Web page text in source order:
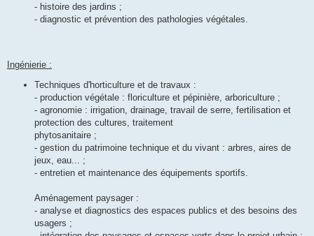
- histoire des jardins ;
- diagnostic et prévention des pathologies végétales.
Ingénierie :
Techniques d'horticulture et de travaux :
- production végétale : floriculture et pépinière, arboriculture ;
- agronomie : irrigation, drainage, travail de serre, fertilisation et
protection des cultures, traitement
phytosanitaire ;
- gestion du patrimoine technique et du vivant : arbres, aires de
jeux, eau... ;
- entretien et maintenance des équipements sportifs.
Aménagement paysager :
- analyse et diagnostics des espaces publics et des besoins des
usagers ;